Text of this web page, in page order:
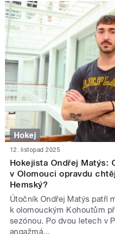
Hokej
12. listopad 2025
Hokejista Ondřej Matýs:
v Olomouci opravdu
Hemský?
Útočník Ondřej Matýs patří
k olomouckým Kohoutům
sezónou. Po dvou letech v
angažmá...